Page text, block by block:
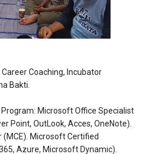
Coaching, Incubator
Bakti.
Microsoft Office Specialist
Point, OutLook, Acces, OneNote).
Microsoft Certified
Azure, Microsoft Dynamic).